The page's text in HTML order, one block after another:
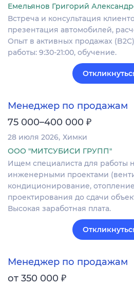
Емельянов Григорий
Встреча и консультация
презентация автомобилей,
Опыт в активных продажах (B2C)
работы: 9:30-21:00, обучение.
Менеджер по продажам
75 000–400 000 ₽
28 июля 2026 Химки
ООО "МИТСУБИСИ ГРУПП"
Ищем специалиста для работы
инженерными проектами
кондиционирование,
проектирования до сдачи
Высокая заработная плата.
Менеджер по продажам
от 350 000 ₽